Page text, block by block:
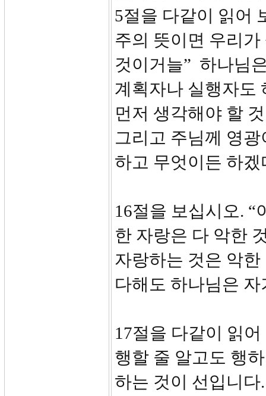
5절을 다같이 읽어
주의 뜻이면 우리
것이거늘” 하나님
계획자나 실행자도
먼저 생각해야 할
그리고 주님께 영
하고 무엇이든 하
16절을 보십시오. “
한 자랑은 다 악한
자랑하는 것은 악
다해도 하나님은
17절을 다같이 읽
행할 줄 알고도 행
하는 것이 선입니